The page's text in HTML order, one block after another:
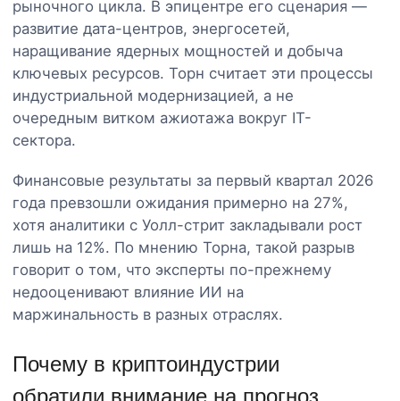
рыночного цикла. В эпицентре его сценария —
развитие дата-центров, энергосетей,
наращивание ядерных мощностей и добыча
ключевых ресурсов. Торн считает эти процессы
индустриальной модернизацией, а не
очередным витком ажиотажа вокруг IT-
сектора.
Финансовые результаты за первый квартал 2026
года превзошли ожидания примерно на 27%,
хотя аналитики с Уолл-стрит закладывали рост
лишь на 12%. По мнению Торна, такой разрыв
говорит о том, что эксперты по-прежнему
недооценивают влияние ИИ на
маржинальность в разных отраслях.
Почему в криптоиндустрии
обратили внимание на прогноз